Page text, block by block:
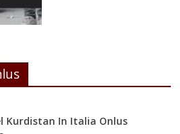
Kurdistan In Italia Onlus